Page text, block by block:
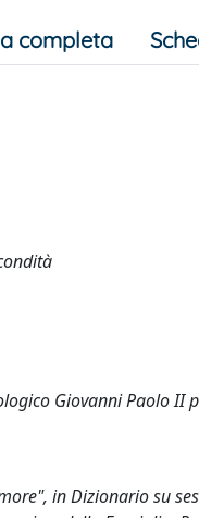
completa
Giovanni Paolo II
in Dizionario su